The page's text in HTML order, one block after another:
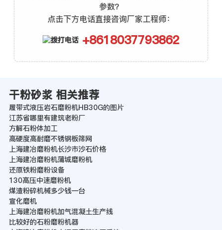
参数？
点击下方电话直接咨询厂家工程师：
+8618037793862
干粉砂浆 相关推荐
履带式液压岩石磨粉机HB30G的图片
江苏省哪里有建筑老粉厂
方解石粉体加工
高硬度高耐磨不锈钢板筛网
上海建冶磨粉机长沙市沙石价格
上海建冶磨粉机蒲城磨粉机
还原铁粉磨粉设备
130高压中速磨粉机
煤渣粉碎机械多少钱一台
宣化磨机
上海建冶磨粉机加气混凝土生产线
比较好的石粉磨粉机器